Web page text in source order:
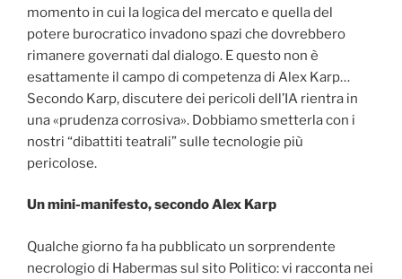
momento in cui la logica del mercato e quella del
potere burocratico invadono spazi che dovrebbero
rimanere governati dal dialogo. E questo non è
esattamente il campo di competenza di Alex Karp…
Secondo Karp, discutere dei pericoli dell’IA rientra in
una «prudenza corrosiva». Dobbiamo smetterla con i
nostri “dibattiti teatrali” sulle tecnologie più
pericolose.
Un mini-manifesto, secondo Alex Karp
Qualche giorno fa ha pubblicato un sorprendente
necrologio di Habermas sul sito Politico: vi racconta nei